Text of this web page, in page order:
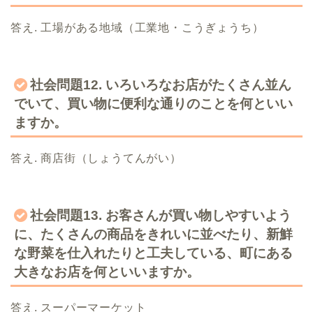
答え. 工場がある地域（工業地・こうぎょうち）
社会問題12. いろいろなお店がたくさん並ん
でいて、買い物に便利な通りのことを何といい
ますか。
答え. 商店街（しょうてんがい）
社会問題13. お客さんが買い物しやすいよう
に、たくさんの商品をきれいに並べたり、新鮮
な野菜を仕入れたりと工夫している、町にある
大きなお店を何といいますか。
答え. スーパーマーケット